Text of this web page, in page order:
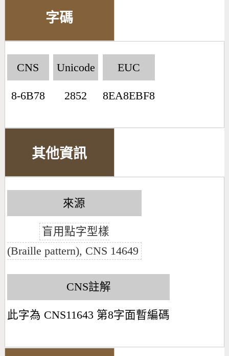
字碼
CNS
8-6B78
Unicode
2852
EUC
8EA8EBF8
其他資訊
來源
盲用點字型樣
(Braille pattern), CNS 14649
CNS註解
此字為 CNS11643 第8字面暫編碼